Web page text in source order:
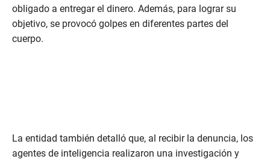
obligado a entregar el dinero. Además, para lograr su
objetivo, se provocó golpes en diferentes partes del
cuerpo.
La entidad también detalló que, al recibir la denuncia, los
agentes de inteligencia realizaron una investigación y